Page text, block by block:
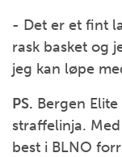
- Det er et fint
rask basket og
jeg kan løpe
PS. Bergen
straffelinja.
best i BLNO